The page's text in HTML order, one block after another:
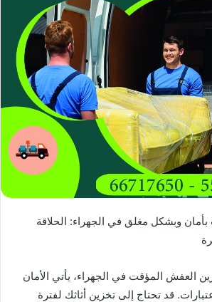
وبشكل مغلق في الجهراء: الحلاقة
العفش المؤقت في الجهراء، يأتي الأمان
قد تحتاج إلى تخزين أثاثك لفترة